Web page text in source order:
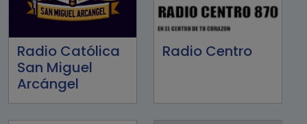
Radio Católica
San Miguel
Arcángel
Radio Centro